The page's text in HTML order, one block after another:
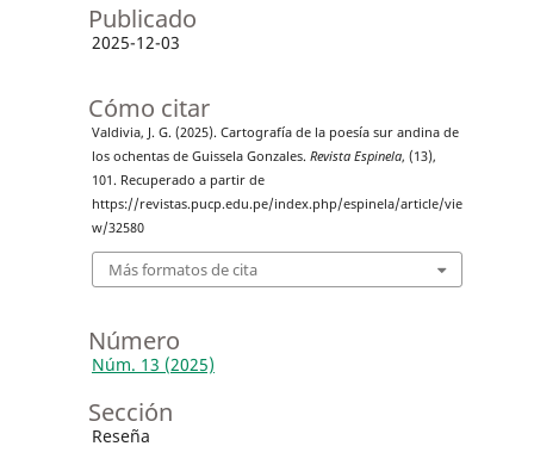
Publicado
2025-12-03
Cómo citar
Valdivia, J. G. (2025). Cartografía de la poesía sur andina de
los ochentas de Guissela Gonzales. Revista Espinela, (13),
101. Recuperado a partir de
https://revistas.pucp.edu.pe/index.php/espinela/article/vie
w/32580
Más formatos de cita
Número
Núm. 13 (2025)
Sección
Reseña